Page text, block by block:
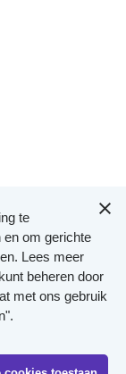
te
en om gerichte
Lees meer
beheren door
met ons gebruik